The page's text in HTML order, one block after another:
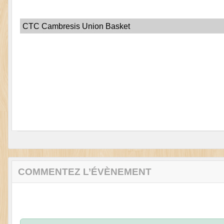
CTC Cambresis Union Basket
COMMENTEZ L’ÉVÈNEMENT